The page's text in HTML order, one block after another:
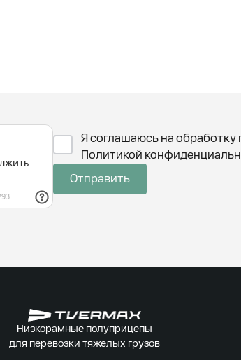
Я соглашаюсь на обработку
Политикой
Отправить
Низкорамные полуприцепы
для перевозки тяжелых грузов